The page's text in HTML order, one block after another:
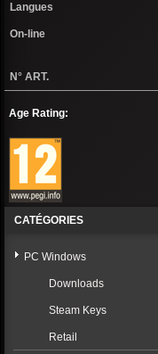
Langues
On-line
N° ART.
Age Rating:
CATÉGORIES
PC Windows
Downloads
Steam Keys
Retail